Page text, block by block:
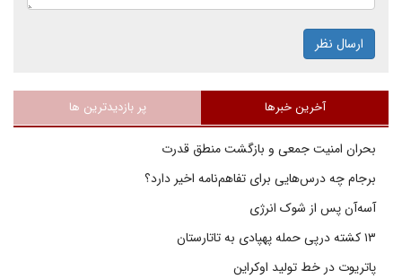
ارسال نظر
آخرین خبرها پر بازدیدترین ها
بحران امنیت جمعی و بازگشت منطق قدرت
برجام چه درس‌هایی برای تفاهم‌نامه اخیر دارد؟
آسه‌آن پس از شوک انرژی
پاتریوت در خط تولید اوکراین